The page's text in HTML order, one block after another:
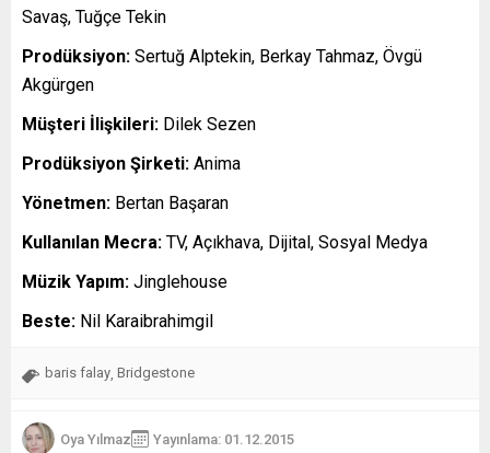
Savaş, Tuğçe Tekin
Prodüksiyon: Sertuğ Alptekin, Berkay Tahmaz, Övgü
Akgürgen
Müşteri İlişkileri: Dilek Sezen
Prodüksiyon Şirketi: Anima
Yönetmen: Bertan Başaran
Kullanılan Mecra: TV, Açıkhava, Dijital, Sosyal Medya
Müzik Yapım: Jinglehouse
Beste: Nil Karaibrahimgil
baris falay, Bridgestone
Oya Yılmaz
Yayınlama: 01.12.2015